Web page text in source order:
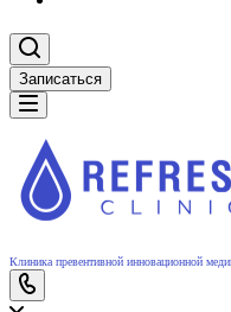
Записаться
Клиника превентивной инновационной